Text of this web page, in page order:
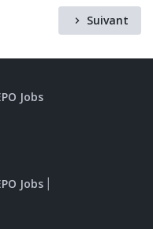
Suivant
Jobs
Jobs